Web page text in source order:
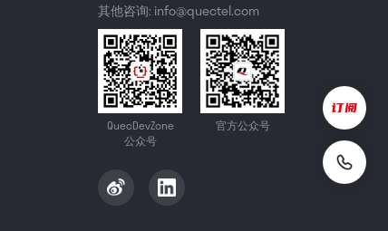
其他咨询: info@quectel.com
QuecDevZone
公众号
官方公众号